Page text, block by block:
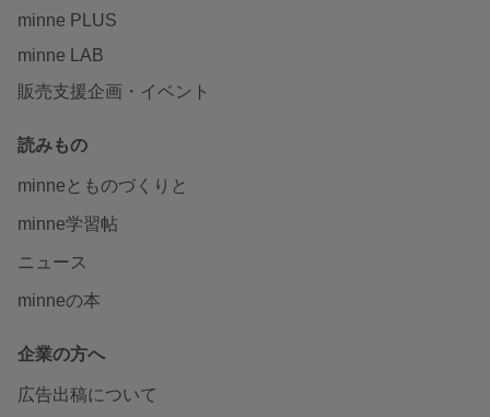
minne PLUS
minne LAB
販売支援企画・イベント
読みもの
minneとものづくりと
minne学習帖
ニュース
minneの本
企業の方へ
広告出稿について